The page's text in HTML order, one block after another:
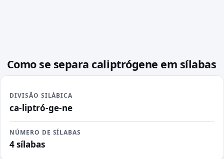
Como se separa caliptrógene em sílabas
DIVISÃO SILÁBICA
ca-liptró-ge-ne
NÚMERO DE SÍLABAS
4 sílabas